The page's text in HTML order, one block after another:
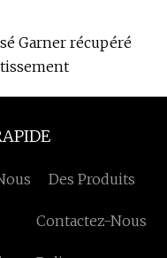
Garner récupéré
Des Produits
Contactez-Nous